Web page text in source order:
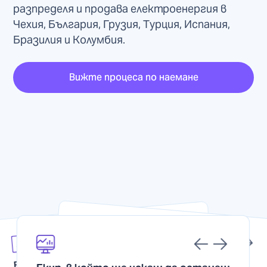
разпределя и продава електроенергия в
Чехия, България, Грузия, Турция, Испания,
Бразилия и Колумбия.
Вижте процеса по наемане
Възможност за растежСигурност, която не гасне
Проекти с бъдеще